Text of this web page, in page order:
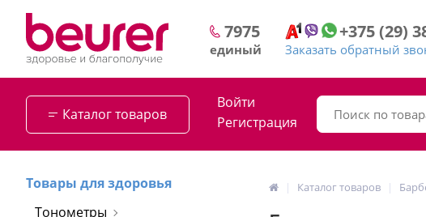
7975
единый
+375(29)
Заказать обратный
Каталог товаров
Войти
Регистрация
Товары для здоровья
Тонометры
Каталог товаров